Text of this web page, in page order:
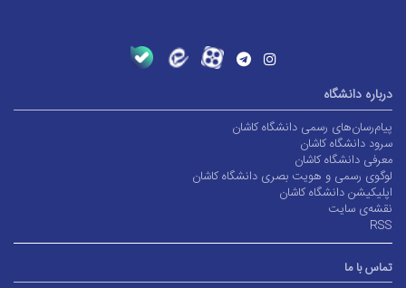
درباره دانشگاه
پیام‌رسان‌های رسمی دانشگاه کاشان
سرود دانشگاه کاشان
معرفی دانشگاه کاشان
لوگوی رسمی و هویت بصری دانشگاه کاشان
اپلیکیشن دانشگاه کاشان
نقشه‌ی سایت
RSS
تماس با ما